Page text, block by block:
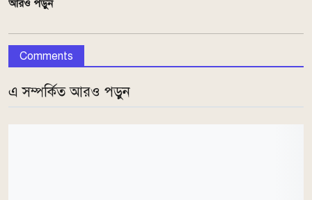
আরও পড়ুন
Comments
এ সম্পর্কিত আরও পড়ুন